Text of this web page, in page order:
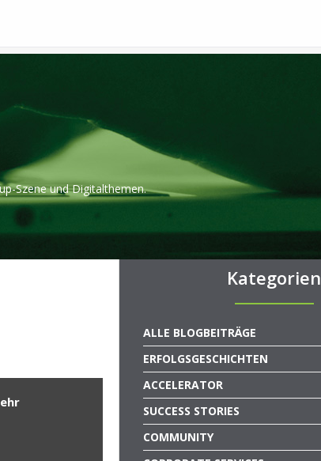
Szene und Digitalthemen.
Kategorien
ALLE BLOGBEITRÄGE
ERFOLGSGESCHICHTEN
ACCELERATOR
SUCCESS STORIES
COMMUNITY